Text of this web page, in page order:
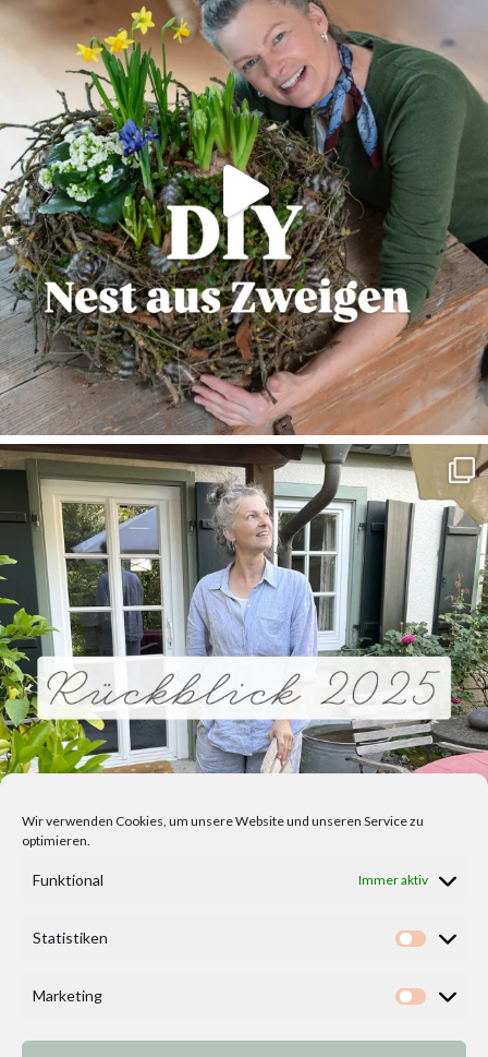
Wir verwenden Cookies, um unsere Website und unseren Service zu
optimieren.
Funktional Immer aktiv
Statistiken
Marketing